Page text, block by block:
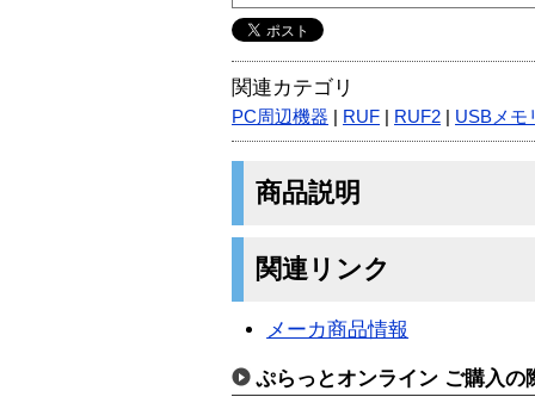
関連カテゴリ
PC周辺機器 RUF RUF2 USBメモ
商品説明
関連リンク
メーカ商品情報
ぷらっとオンライン ご購入の